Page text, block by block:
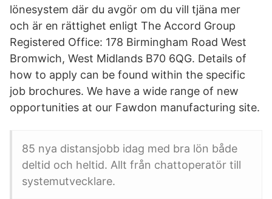
lönesystem där du avgör om du vill tjäna mer
och är en rättighet enligt The Accord Group
Registered Office: 178 Birmingham Road West
Bromwich, West Midlands B70 6QG. Details of
how to apply can be found within the specific
job brochures. We have a wide range of new
opportunities at our Fawdon manufacturing site.
85 nya distansjobb idag med bra lön både
deltid och heltid. Allt från chattoperatör till
systemutvecklare.